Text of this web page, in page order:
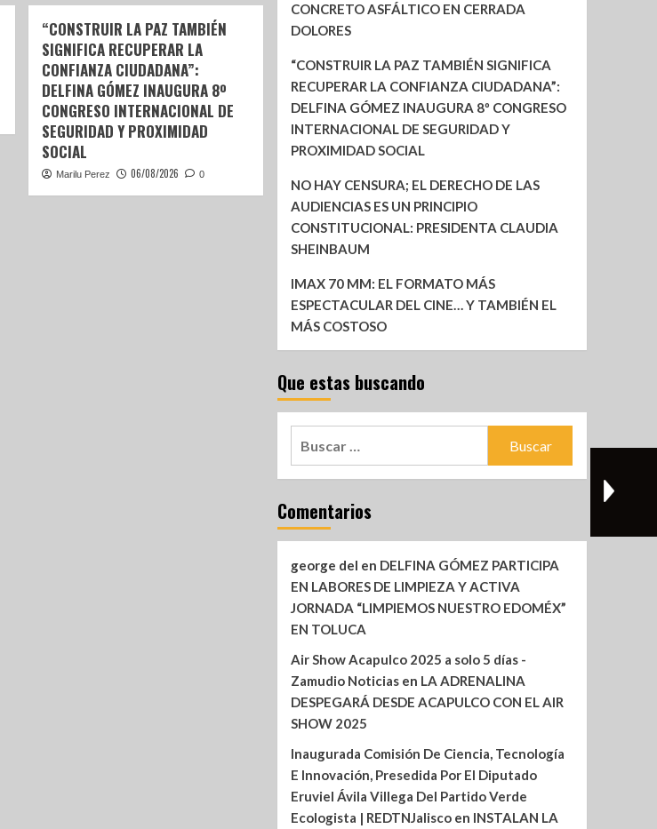
“CONSTRUIR LA PAZ TAMBIÉN
SIGNIFICA RECUPERAR LA
CONFIANZA CIUDADANA”:
DELFINA GÓMEZ INAUGURA 8º
CONGRESO INTERNACIONAL DE
SEGURIDAD Y PROXIMIDAD
SOCIAL
Marilu Perez 06/08/2026 0
CONCRETO ASFÁLTICO EN CERRADA
DOLORES
“CONSTRUIR LA PAZ TAMBIÉN SIGNIFICA
RECUPERAR LA CONFIANZA CIUDADANA”:
DELFINA GÓMEZ INAUGURA 8º CONGRESO
INTERNACIONAL DE SEGURIDAD Y
PROXIMIDAD SOCIAL
NO HAY CENSURA; EL DERECHO DE LAS
AUDIENCIAS ES UN PRINCIPIO
CONSTITUCIONAL: PRESIDENTA CLAUDIA
SHEINBAUM
IMAX 70 MM: EL FORMATO MÁS
ESPECTACULAR DEL CINE… Y TAMBIÉN EL
MÁS COSTOSO
Que estas buscando
Comentarios
george del en DELFINA GÓMEZ PARTICIPA
EN LABORES DE LIMPIEZA Y ACTIVA
JORNADA “LIMPIEMOS NUESTRO EDOMÉX”
EN TOLUCA
Air Show Acapulco 2025 a solo 5 días -
Zamudio Noticiasen LA ADRENALINA
DESPEGARÁ DESDE ACAPULCO CON EL AIR
SHOW 2025
Inaugurada Comisión De Ciencia, Tecnología
E Innovación, Presedida Por El Diputado
Eruviel Ávila Villega Del Partido Verde
Ecologista | REDTNJaliscoen INSTALAN LA